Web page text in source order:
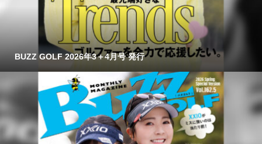
BUZZ GOLF 2026年3＋4月号 発行